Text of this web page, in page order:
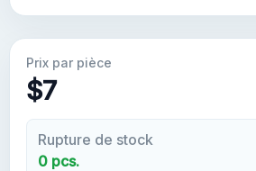
Google Voice
Forwarding Gmail
Nouveaux Comptes Gmail
Prix par pièce
$7
Rupture de stock
0 pcs.